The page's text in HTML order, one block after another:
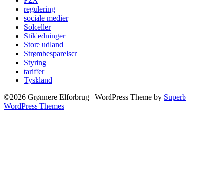
regulering
sociale medier
Solceller
Stikledninger
Store udland
Strømbesparelser
Styring
tariffer
Tyskland
©2026 Grønnere Elforbrug | WordPress Theme by Superb
WordPress Themes